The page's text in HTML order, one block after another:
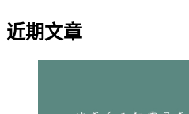
近期文章